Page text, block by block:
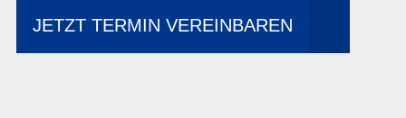
JETZT TERMIN VEREINBAREN